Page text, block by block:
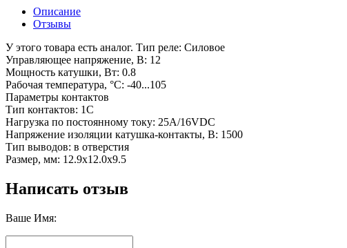
Описание
Отзывы
У этого товара есть аналог. Тип реле: Силовое
Управляющее напряжение, В: 12
Мощность катушки, Вт: 0.8
Рабочая температура, °C: -40...105
Параметры контактов
Тип контактов: 1C
Нагрузка по постоянному току: 25A/16VDC
Напряжение изоляции катушка-контакты, В: 1500
Тип выводов: в отверстия
Размер, мм: 12.9x12.0x9.5
Написать отзыв
Ваше Имя: